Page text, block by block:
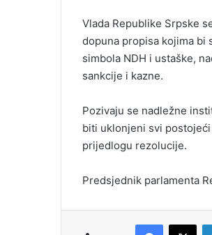
Vlada Republike Srpske
dopuna propisa kojima bi
simbola NDH i ustaške,
sankcije i kazne.
Pozivaju se nadležne
biti uklonjeni svi
prijedlogu rezolucije.
Predsjednik parlamenta